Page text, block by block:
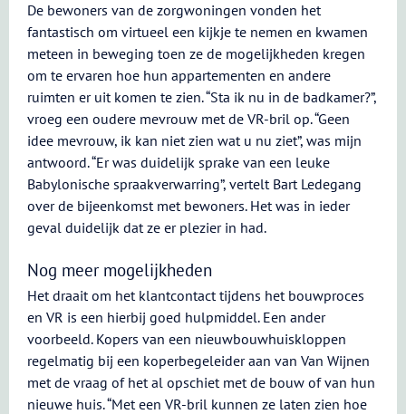
De bewoners van de zorgwoningen vonden het
fantastisch om virtueel een kijkje te nemen en kwamen
meteen in beweging toen ze de mogelijkheden kregen
om te ervaren hoe hun appartementen en andere
ruimten er uit komen te zien. “Sta ik nu in de badkamer?”,
vroeg een oudere mevrouw met de VR-bril op. “Geen
idee mevrouw, ik kan niet zien wat u nu ziet”, was mijn
antwoord. “Er was duidelijk sprake van een leuke
Babylonische spraakverwarring”, vertelt Bart Ledegang
over de bijeenkomst met bewoners. Het was in ieder
geval duidelijk dat ze er plezier in had.
Nog meer mogelijkheden
Het draait om het klantcontact tijdens het bouwproces
en VR is een hierbij goed hulpmiddel. Een ander
voorbeeld. Kopers van een nieuwbouwhuiskloppen
regelmatig bij een koperbegeleider aan van Van Wijnen
met de vraag of het al opschiet met de bouw of van hun
nieuwe huis. “Met een VR-bril kunnen ze laten zien hoe